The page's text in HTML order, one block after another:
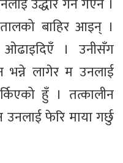
उद्धार गर्न गएन ।
बाहिर आइन् ।
। उनीसँग
भन्ने लागेर म उनलाई
हुँ । तत्कालीन
फेरि माया गर्छु